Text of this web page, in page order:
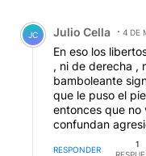
Comentario de Julio
JC Julio Cella 4 DE
En eso los
, ni de derecha ,
bamboleante
que le puso el
entonces que no
confundan
RESPONDER
1